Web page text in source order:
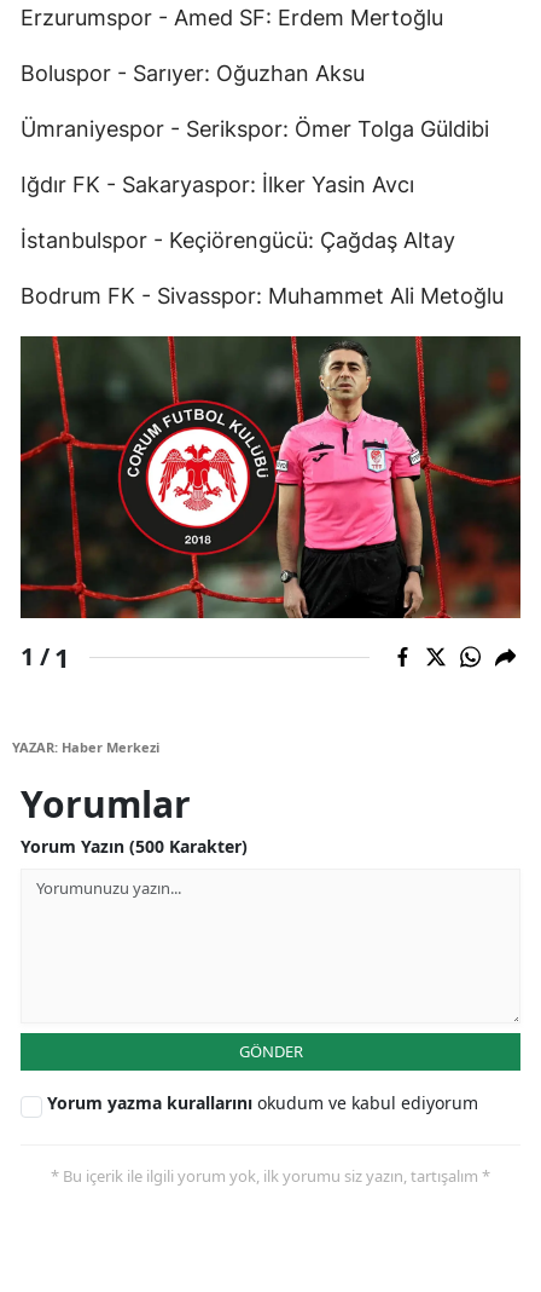
Rize
Sakarya
Samsun
Siirt
Sinop
Sivas
Tekirdağ
Tokat
Trabzon
Tunceli
Şanlıurfa
Batman
Bartın
Erzurumspor - Amed SF: Erdem Mertoğlu
Boluspor - Sarıyer: Oğuzhan Aksu
Ümraniyespor - Serikspor: Ömer Tolga Güldibi
Iğdır FK - Sakaryaspor: İlker Yasin Avcı
İstanbulspor - Keçiörengücü: Çağdaş Altay
Bodrum FK - Sivasspor: Muhammet Ali Metoğlu
1 /1
YAZAR: Haber Merkezi
Yorumlar
Yorum Yazın (500 Karakter)
GÖNDER
Yorum yazma kurallarını okudum ve kabul ediyorum
* Bu içerik ile ilgili yorum yok, ilk yorumu siz yazın, tartışalım *